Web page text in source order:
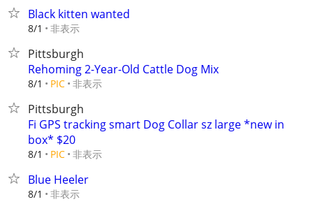
Black kitten wanted
8/1 非表示
Pittsburgh
Rehoming 2-Year-Old Cattle Dog Mix
8/1 PIC 非表示
Pittsburgh
Fi GPS tracking smart Dog Collar sz large *new in
box* $20
8/1 PIC 非表示
Blue Heeler
8/1 非表示